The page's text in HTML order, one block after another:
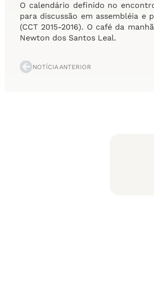
O calendário definido no
para discussão em assembléia e
(CCT 2015-2016). O café da
Newton dos Santos Leal.
NOTÍCIA ANTERIOR